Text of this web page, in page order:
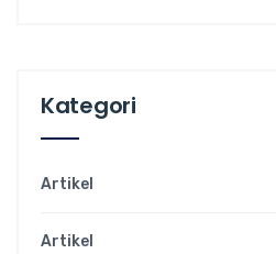
Kategori
Artikel
Artikel